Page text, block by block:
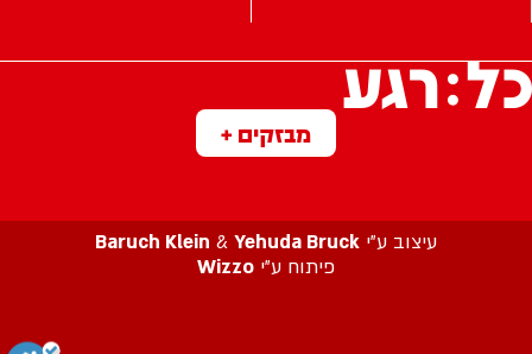
מבזקים +
עיצוב ע”י Baruch Klein & Yehuda Bruck
פיתוח ע”י Wizzo